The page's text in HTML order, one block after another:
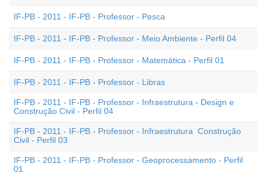
IF-PB - 2011 - IF-PB - Professor - Pesca
IF-PB - 2011 - IF-PB - Professor - Meio Ambiente - Perfil 04
IF-PB - 2011 - IF-PB - Professor - Matemática - Perfil 01
IF-PB - 2011 - IF-PB - Professor - Libras
IF-PB - 2011 - IF-PB - Professor - Infraestrutura - Design e
Construção Civil - Perfil 04
IF-PB - 2011 - IF-PB - Professor - Infraestrutura  Construção
Civil - Perfil 03
IF-PB - 2011 - IF-PB - Professor - Geoprocessamento - Perfil
01